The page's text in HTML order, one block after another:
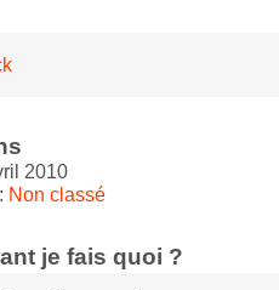
2010
Non classé
je fais quoi ?